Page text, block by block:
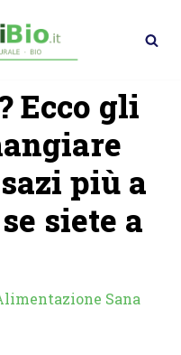
Ecco gli
più a
siete a
Sana